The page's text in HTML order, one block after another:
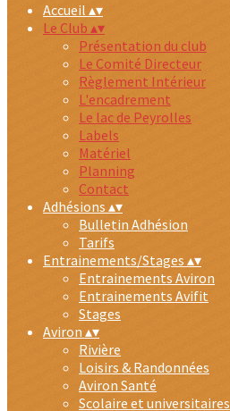
Accueil ▴▾
Le Club ▴▾
Présentation du club
Le Comité Directeur
Règlement Intérieur
L'encadrement
Le lac de Peyrolles
Labels
Matériel
Planning
Contact
Adhésions ▴▾
Bulletin Adhésion
Tarifs
Entrainements/Stages ▴▾
Entrainements Aviron
Entrainements Avifit
Stages
Aviron ▴▾
Rivière
Loisirs & Randonnées
Aviron Santé
Scolaire et universitaires